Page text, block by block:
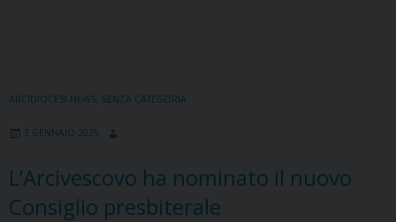
campo
con
la
ARCIDIOCESI NEWS SENZA CATEGORIA
3 GENNAIO 2025
L’Arcivescovo ha nominato il nuovo
Consiglio presbiterale